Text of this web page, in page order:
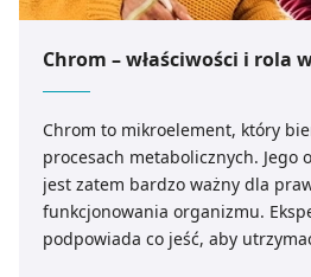
Chrom – właściwości i rola
Chrom to mikroelement, który
procesach metabolicznych. Jego
jest zatem bardzo ważny dla
funkcjonowania organizmu.
podpowiada co jeść, aby